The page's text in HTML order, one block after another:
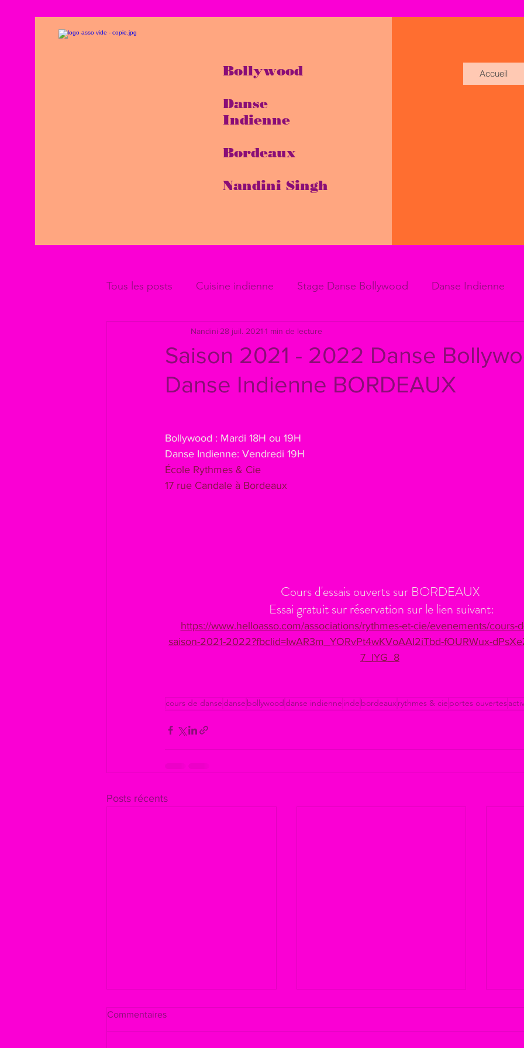
Bollywood
Danse
Indienne
Bordeaux
Nandini Singh
Accueil
Tous les posts Cuisine indienne Stage Danse Bollywood Danse Indienne
Saison 2021 - 2022 Danse
Danse Indienne BORDEAUX
Nandini 28 juil. 2021 1 min de lecture
Bollywood : Mardi 18H ou 19H
Danse Indienne: Vendredi 19H
École Rythmes & Cie
17 rue Candale à Bordeaux
Cours d'essais ouverts sur BORDEAUX
Essai gratuit sur réservation sur le lien suivant:
https://www.helloasso.com/associations/rythmes-et-cie/evenements/cours-
saison-2021-2022?fbclid=IwAR3m_YORvPt4wKVoAAI2iTbd-fOURWux-
7_lYG_8
cours de danse danse bollywood danse indienne inde bordeauxrythmes & cie portes ouvertes
Posts récents
Commentaires